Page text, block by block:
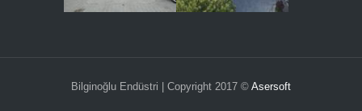
Bilginoğlu Endüstri | Copyright 2017 © Asersoft